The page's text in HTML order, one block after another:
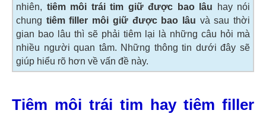
nhiên, tiêm môi trái tim giữ được bao lâu
hay nói
chung tiêm filler môi giữ được bao lâu và sau thời
gian bao lâu thì sẽ phải tiêm lại là những câu hỏi mà
nhiều người quan tâm. Những thông tin dưới đây sẽ
giúp hiểu rõ hơn về vấn đề này.
Tiêm môi trái tim hay tiêm filler